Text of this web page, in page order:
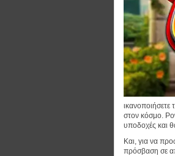
ικανοποιήσετε
στον κόσμο.
υποδοχές και
Και, για να
πρόσβαση σε